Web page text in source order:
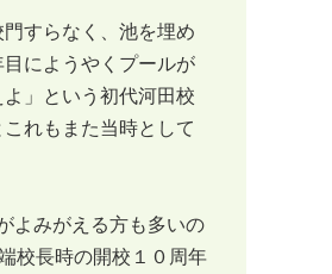
すらなく、池を埋め
にようやくプールが
」という初代河田校
れもまた当時として
よみがえる方も多いの
校長時の開校１０周年